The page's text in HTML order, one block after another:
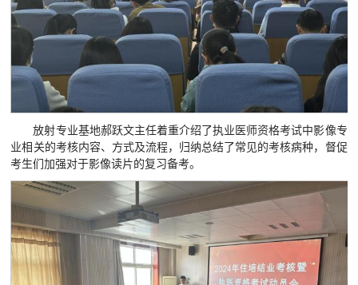
放射专业基地郝跃文主任着重介绍了执业医师资格考试中影像专
业相关的考核内容、方式及流程，归纳总结了常见的考核病种，督促
考生们加强对于影像读片的复习备考。